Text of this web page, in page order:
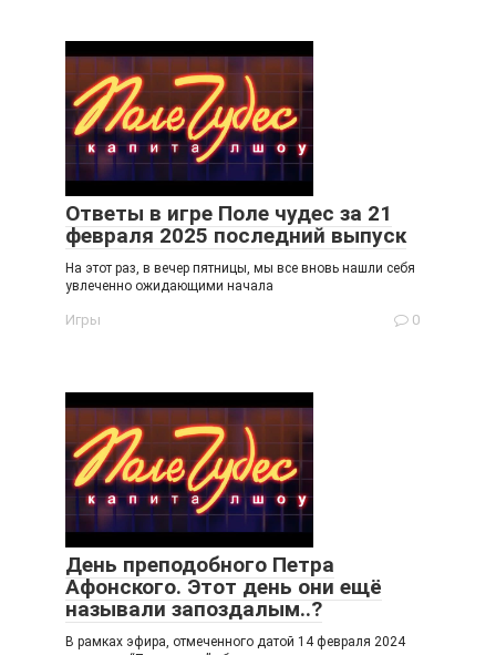
Ответы в игре Поле чудес за 21
февраля 2025 последний выпуск
На этот раз, в вечер пятницы, мы все вновь нашли себя
увлеченно ожидающими начала
Игры 0
День преподобного Петра
Афонского. Этот день они ещё
называли запоздалым..?
В рамках эфира, отмеченного датой 14 февраля 2024